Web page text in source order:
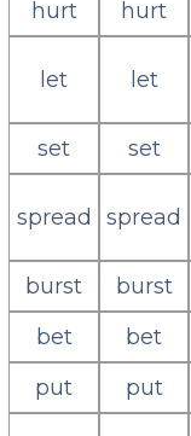
hurt
hurt
let let
set
set
spread spread
burst
burst
bet
bet
put
put